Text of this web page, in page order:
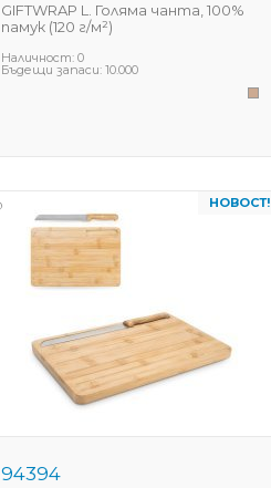
GIFTWRAP L. Голяма чанта, 100%
памук (120 г/м²)
Наличност: 0
Бъдещи запаси: 10.000
НОВОСТ!
94394